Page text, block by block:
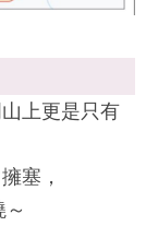
上更是只有
塞，